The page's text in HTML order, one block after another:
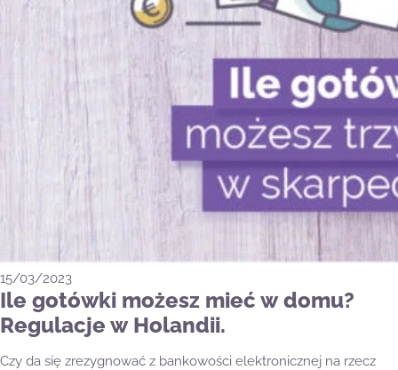
15/03/2023
Ile gotówki możesz mieć w domu?
Regulacje w Holandii.
Czy da się zrezygnować z bankowości elektronicznej na rzecz